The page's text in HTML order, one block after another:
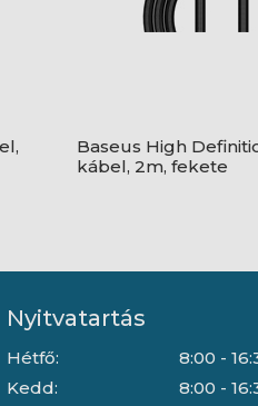
Baseus High
kábel, 2m, fekete
Nyitvatartás
Hétfő:
Kedd:
8:00 -
8:00 -